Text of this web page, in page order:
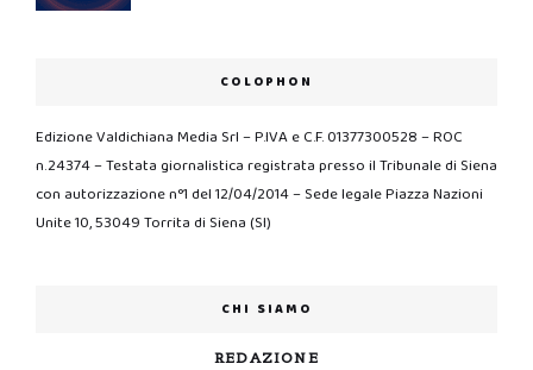
COLOPHON
Edizione Valdichiana Media Srl – P.IVA e C.F. 01377300528 – ROC
n.24374 – Testata giornalistica registrata presso il Tribunale di Siena
con autorizzazione n°1 del 12/04/2014 – Sede legale Piazza Nazioni
Unite 10, 53049 Torrita di Siena (SI)
CHI SIAMO
REDAZIONE